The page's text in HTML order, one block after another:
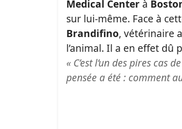
Medical Center à
sur lui-même. Face à
Brandifino, vétérinaire
l’animal. Il a en effet dû
« C’est l’un des pires cas
pensée a été : comment